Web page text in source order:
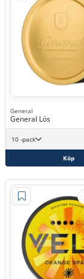
General
General Lös
10 -pack
Köp